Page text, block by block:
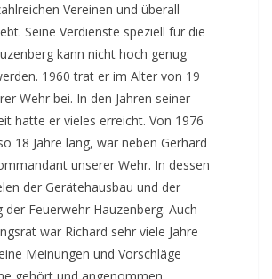
Vereinen und überall
Seine Verdienste speziell für die
kann nicht hoch genug
1960 trat er im Alter von 19
Wehr bei. In den Jahren seiner
hatte er vieles erreicht. Von 1976
18 Jahre lang, war neben Gerhard
unserer Wehr. In dessen
der Gerätehausbau und der
der Feuerwehr Hauzenberg. Auch
war Richard sehr viele Jahre
Meinungen und Vorschläge